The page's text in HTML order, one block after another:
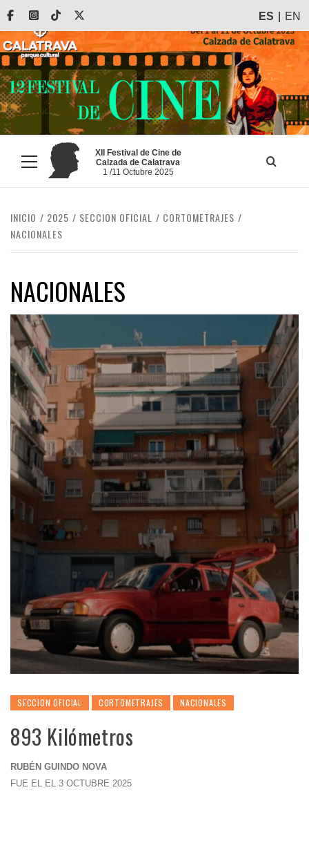
Saltar
contenido
FacebookInstagram
Tiktok ES EN
Menú
principal
XII Festival de Cine de
Calzada de Calatrava
1 /11 Octubre 2025
INICIO 2025 SECCION OFICIAL
CORTOMETRAJES
NACIONALES
NACIONALES
SECCION OFICIAL CORTOMETRAJES NACIONALES
893 Kilómetros
RUBÉN GUINDO NOVA
FUE EL EL 3 OCTUBRE 2025